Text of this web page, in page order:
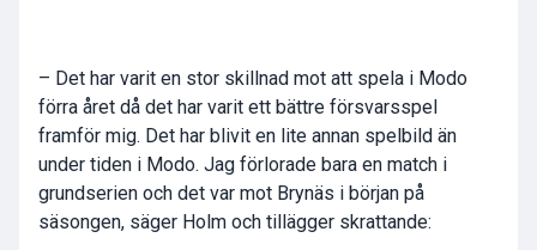
– Det har varit en stor skillnad mot att spela i Modo
förra året då det har varit ett bättre försvarsspel
framför mig. Det har blivit en lite annan spelbild än
under tiden i Modo. Jag förlorade bara en match i
grundserien och det var mot Brynäs i början på
säsongen, säger Holm och tillägger skrattande: